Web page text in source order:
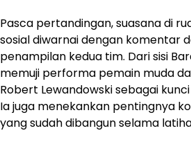
Pasca pertandingan, suasana di
sosial diwarnai dengan komentar
penampilan kedua tim. Dari sisi
memuji performa pemain muda
Robert Lewandowski sebagai
Ia juga menekankan pentingnya
yang sudah dibangun selama